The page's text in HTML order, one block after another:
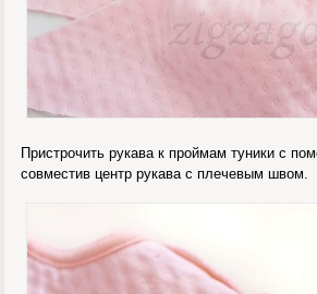
Пристрочить рукава к проймам туники с
совместив центр рукава с плечевым швом.